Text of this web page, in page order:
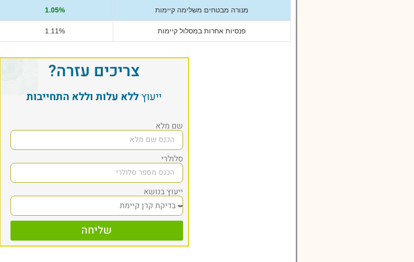
מנורה מבטחים משלימה קיימות 1.05%
פנסיות אחרות במסלול קיימות 1.11%
צריכים עזרה?
ייעוץללא עלות וללא התחייבות
שם מלא
סלולרי
ייעוץ בנושא
שליחה